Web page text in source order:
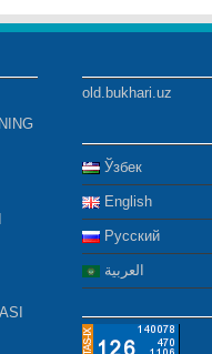
old.bukhari.uz
Ўзбек
English
Русский
العربية